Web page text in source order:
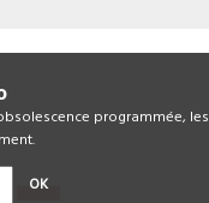
programmée, les
OK